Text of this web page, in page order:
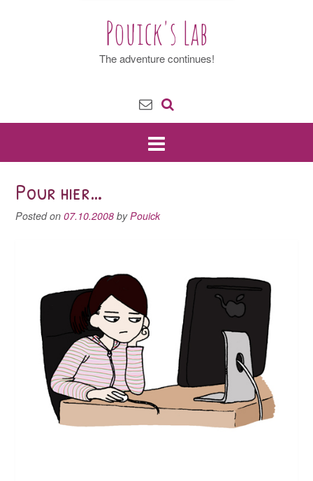
Pouick's Lab
The adventure continues!
Pour hier…
Posted on 07.10.2008 byPouick